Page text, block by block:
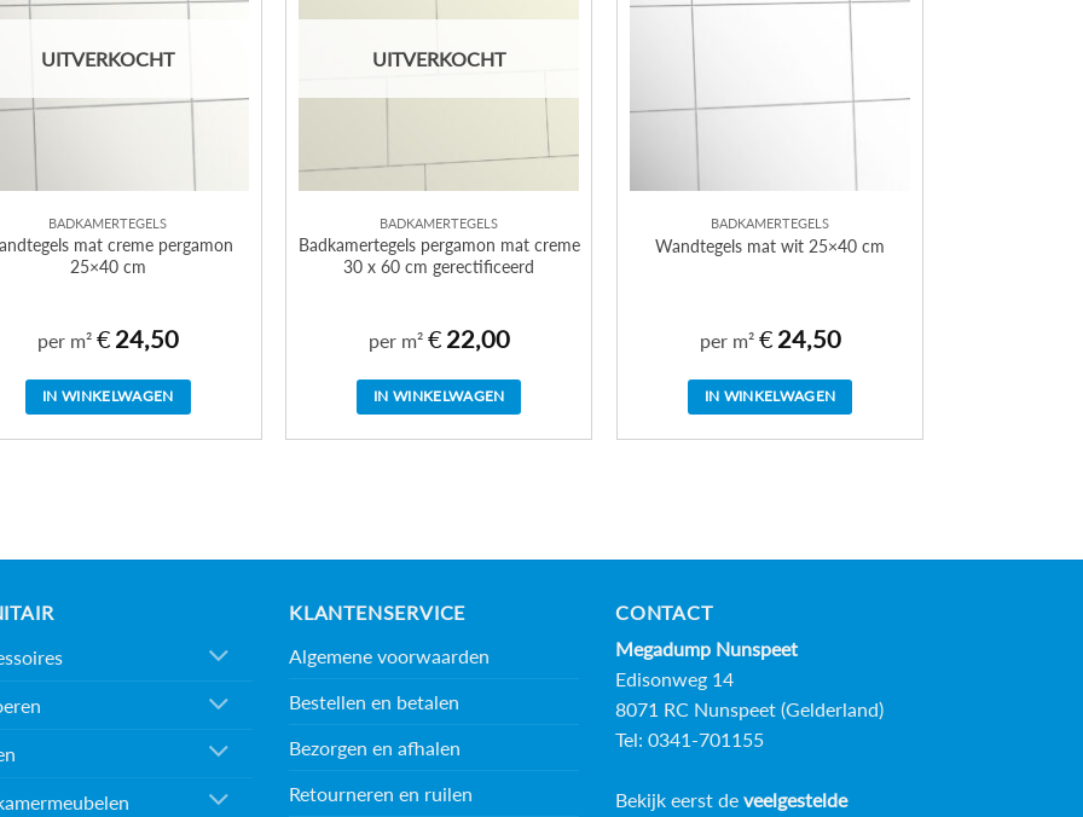
UITVERKOCHT
BADKAMERTEGELS
mat creme pergamon
25×40 cm
per m² € 24,50
IN WINKELWAGEN
UITVERKOCHT
BADKAMERTEGELS
Badkamertegels pergamon mat creme
30 x 60 cm gerectificeerd
per m² € 22,00
IN WINKELWAGEN
BADKAMERTEGELS
Wandtegels mat wit 25×40 cm
per m² € 24,50
IN WINKELWAGEN
KLANTENSERVICE
Algemene voorwaarden
Bestellen en betalen
Bezorgen en afhalen
Retourneren en ruilen
CONTACT
Megadump Nunspeet
Edisonweg 14
8071 RC Nunspeet (Gelderland)
Tel: 0341-701155
Bekijk eerst de veelgestelde